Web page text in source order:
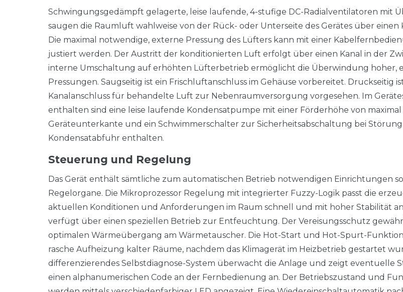
Schwingungsgedämpft gelagerte, leise laufende, 4-stufige DC-Radialventilatoren mit
saugen die Raumluft wahlweise von der Rück- oder Unterseite des Gerätes über einen
Die maximal notwendige, externe Pressung des Lüfters kann mit einer
justiert werden. Der Austritt der konditionierten Luft erfolgt über einen Kanal in der
interne Umschaltung auf erhöhten Lüfterbetrieb ermöglicht die Überwindung hoher,
Pressungen. Saugseitig ist ein Frischluftanschluss im Gehäuse vorbereitet. Druckseitig
Kanalanschluss für behandelte Luft zur Nebenraumversorgung vorgesehen. Im
enthalten sind eine leise laufende Kondensatpumpe mit einer Förderhöhe von maximal
Geräteunterkante und ein Schwimmerschalter zur Sicherheitsabschaltung bei
Kondensatabfuhr enthalten.
Steuerung und Regelung
Das Gerät enthält sämtliche zum automatischen Betrieb notwendigen Einrichtungen
Regelorgane. Die Mikroprozessor Regelung mit integrierter Fuzzy-Logik passt die
aktuellen Konditionen und Anforderungen im Raum schnell und mit hoher Stabilität
verfügt über einen speziellen Betrieb zur Entfeuchtung. Der Vereisungsschutz
optimalen Wärmeübergang am Wärmetauscher. Die Hot-Start und Hot-Spurt-
rasche Aufheizung kalter Räume, nachdem das Klimagerät im Heizbetrieb gestartet
differenzierendes Selbstdiagnose-System überwacht die Anlage und zeigt eventuelle
einen alphanumerischen Code an der Fernbedienung an. Der Betriebszustand und